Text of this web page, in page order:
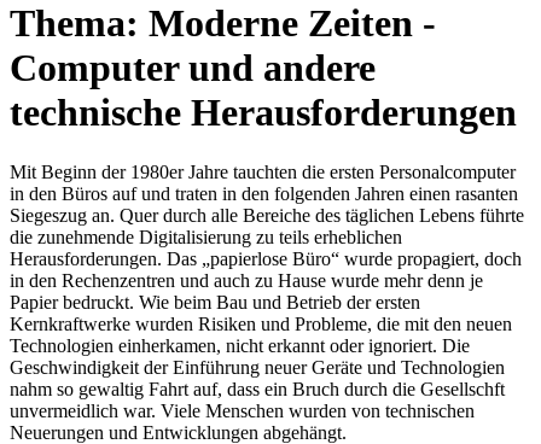
Thema: Moderne Zeiten -
Computer und andere
technische Herausforderungen
Mit Beginn der 1980er Jahre tauchten die ersten Personalcomputer
in den Büros auf und traten in den folgenden Jahren einen rasanten
Siegeszug an. Quer durch alle Bereiche des täglichen Lebens führte
die zunehmende Digitalisierung zu teils erheblichen
Herausforderungen. Das
papierlose Büro
wurde propagiert, doch
in den Rechenzentren und auch zu Hause wurde mehr denn je
Papier bedruckt. Wie beim Bau und Betrieb der ersten
Kernkraftwerke wurden Risiken und Probleme, die mit den neuen
Technologien einherkamen, nicht erkannt oder ignoriert. Die
Geschwindigkeit der Einführung neuer Geräte und Technologien
nahm so gewaltig Fahrt auf, dass ein Bruch durch die Gesellschft
unvermeidlich war. Viele Menschen wurden von technischen
Neuerungen und Entwicklungen abgehängt.